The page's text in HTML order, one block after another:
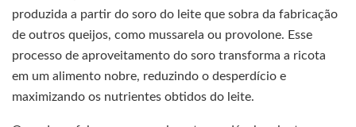
produzida a partir do soro do leite que sobra da fabricação
de outros queijos, como mussarela ou provolone. Esse
processo de aproveitamento do soro transforma a ricota
em um alimento nobre, reduzindo o desperdício e
maximizando os nutrientes obtidos do leite.